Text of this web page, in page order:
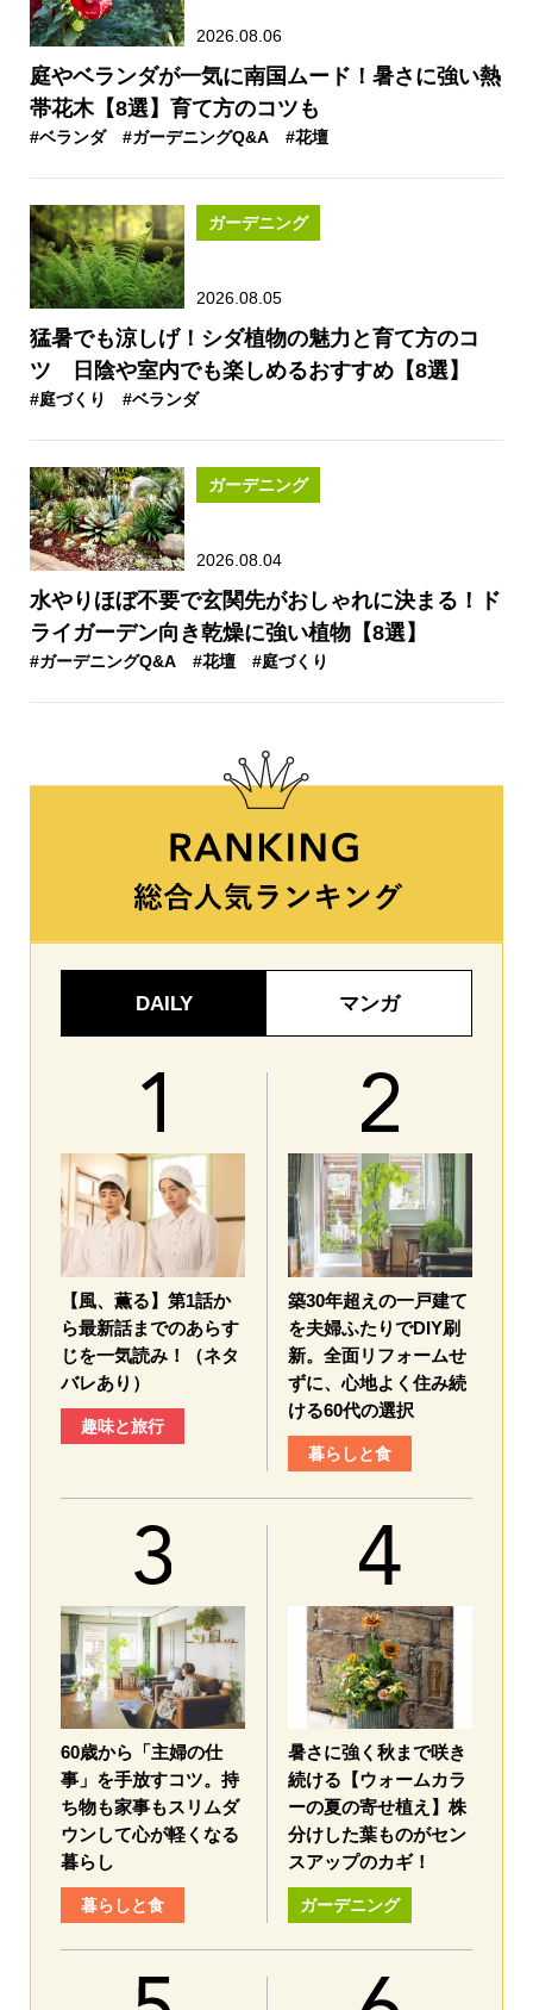
2026.08.06
庭やベランダが一気に南国ムード！暑さに強い熱
帯花木【8選】育て方のコツも
#ベランダ #ガーデニングQ&A #花壇
ガーデニング
2026.08.05
猛暑でも涼しげ！シダ植物の魅力と育て方のコ
ツ 日陰や室内でも楽しめるおすすめ【8選】
#庭づくり #ベランダ
ガーデニング
2026.08.04
水やりほぼ不要で玄関先がおしゃれに決まる！ド
ライガーデン向き乾燥に強い植物【8選】
#ガーデニングQ&A #花壇 #庭づくり
DAILY マンガ
【風、薫る】第1話か
ら最新話までのあらす
じを一気読み！（ネタ
バレあり）
趣味と旅行
築30年超えの一戸建て
を夫婦ふたりでDIY刷
新。全面リフォームせ
ずに、心地よく住み続
ける60代の選択
暮らしと食
60歳から「主婦の仕
事」を手放すコツ。持
ち物も家事もスリムダ
ウンして心が軽くなる
暮らし
暮らしと食
暑さに強く秋まで咲き
続ける【ウォームカラ
ーの夏の寄せ植え】株
分けした葉ものがセン
スアップのカギ！
ガーデニング